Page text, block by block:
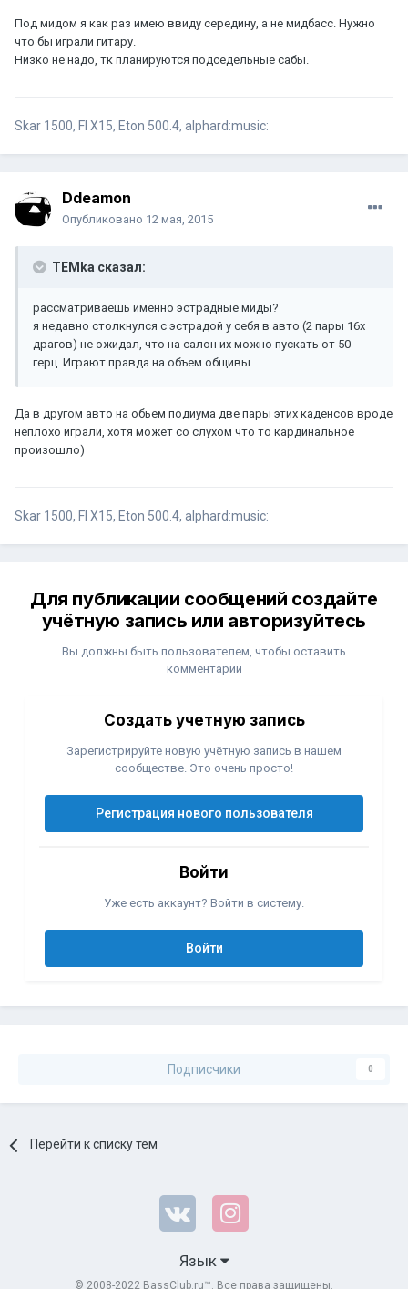
Под мидом я как раз имею ввиду середину, а не мидбасс. Нужно
что бы играли гитару.
Низко не надо, тк планируются подседельные сабы.
Skar 1500, FI X15, Eton 500.4, alphard:music:
Ddeamon
Опубликовано 12 мая, 2015
TEMka сказал:
рассматриваешь именно эстрадные миды?
я недавно столкнулся с эстрадой у себя в авто (2 пары 16х
драгов) не ожидал, что на салон их можно пускать от 50
герц. Играют правда на объем общивы.
Да в другом авто на обьем подиума две пары этих каденсов вроде
неплохо играли, хотя может со слухом что то кардинальное
произошло)
Skar 1500, FI X15, Eton 500.4, alphard:music:
Для публикации сообщений создайте
учётную запись или авторизуйтесь
Вы должны быть пользователем, чтобы оставить
комментарий
Создать учетную запись
Зарегистрируйте новую учётную запись в нашем
сообществе. Это очень просто!
Регистрация нового пользователя
Войти
Уже есть аккаунт? Войти в систему.
Войти
Подписчики 0
Перейти к списку тем
Язык
© 2008-2022 BassClub.ru™. Все права защищены.